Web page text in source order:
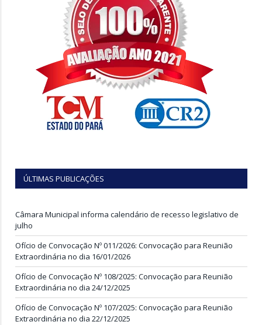
ÚLTIMAS PUBLICAÇÕES
Câmara Municipal informa calendário de recesso legislativo de
julho
Ofício de Convocação Nº 011/2026: Convocação para Reunião
Extraordinária no dia 16/01/2026
Ofício de Convocação Nº 108/2025: Convocação para Reunião
Extraordinária no dia 24/12/2025
Ofício de Convocação Nº 107/2025: Convocação para Reunião
Extraordinária no dia 22/12/2025